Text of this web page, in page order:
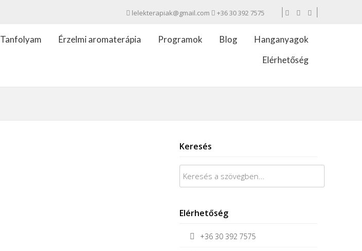
lelekterapiak@gmail.com +36 30 392 7575
Tanfolyam Érzelmi aromaterápia Programok Blog
Hanganyagok
Elérhetőség
Keresés
Keresés:
Elérhetőség
+36 30 392 7575